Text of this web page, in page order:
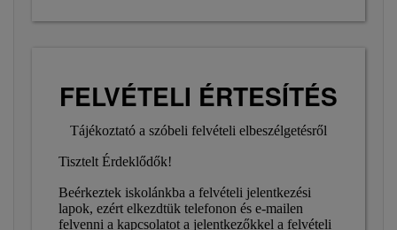
FELVÉTELI ÉRTESÍTÉS
Tájékoztató a szóbeli felvételi elbeszélgetésről
Tisztelt Érdeklődők!
Beérkeztek iskolánkba a felvételi jelentkezési
lapok, ezért elkezdtük telefonon és e-mailen
felvenni a kapcsolatot a jelentkezőkkel a felvételi